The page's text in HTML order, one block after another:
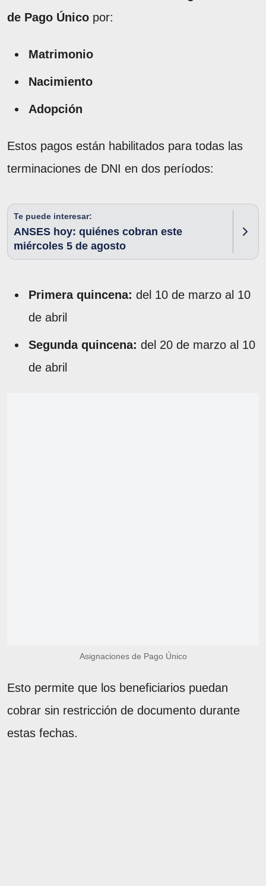
de Pago Único por:
Matrimonio
Nacimiento
Adopción
Estos pagos están habilitados para todas las
terminaciones de DNI en dos períodos:
Te puede interesar:
ANSES hoy: quiénes cobran este
miércoles 5 de agosto
Primera quincena: del 10 de marzo al 10
de abril
Segunda quincena: del 20 de marzo al 10
de abril
Asignaciones de Pago Único
Esto permite que los beneficiarios puedan
cobrar sin restricción de documento durante
estas fechas.